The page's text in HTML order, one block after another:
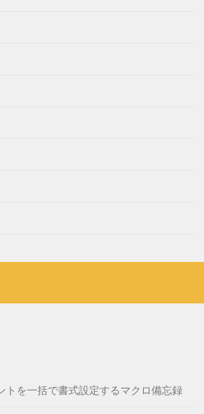
トを一括で書式設定するマクロ備忘録